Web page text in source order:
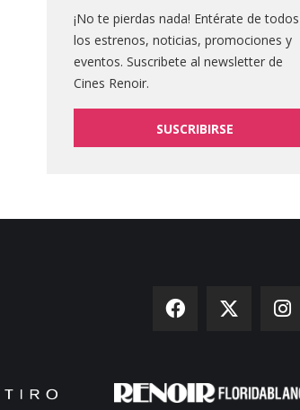
¡No te pierdas nada! Entérate de todos
los estrenos, noticias, promociones y
eventos. Suscribete al newsletter de
Cines Renoir.
SUSCRIBIRSE